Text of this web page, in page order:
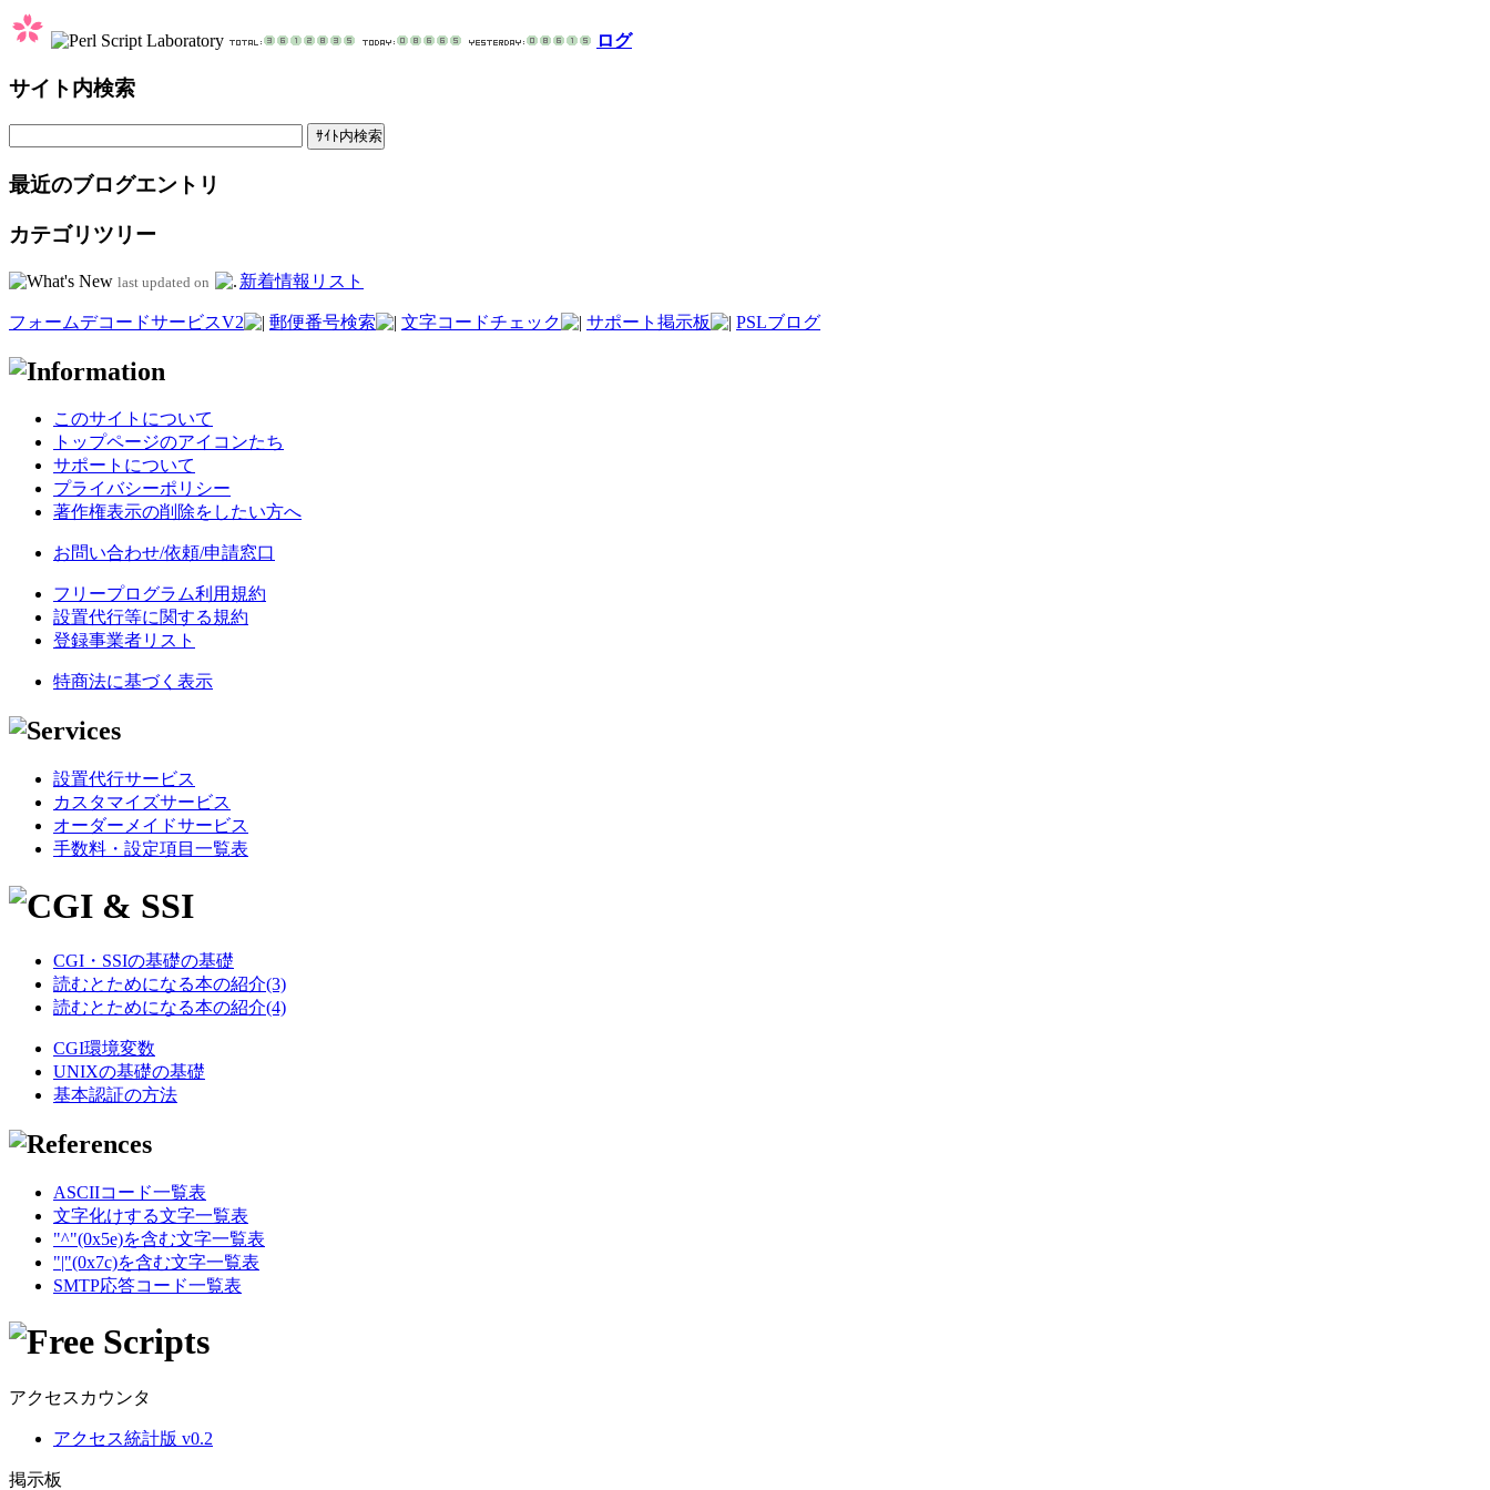
ログ
サイト内検索
最近のブログエントリ
カテゴリツリー
last updated on 新着情報リスト
フォームデコードサービスV2 郵便番号検索 文字コードチェック サポート掲示板 PSLブログ
このサイトについて
トップページのアイコンたち
サポートについて
プライバシーポリシー
著作権表示の削除をしたい方へ
お問い合わせ/依頼/申請窓口
フリープログラム利用規約
設置代行等に関する規約
登録事業者リスト
特商法に基づく表示
設置代行サービス
カスタマイズサービス
オーダーメイドサービス
手数料・設定項目一覧表
CGI・SSIの基礎の基礎
読むとためになる本の紹介(3)
読むとためになる本の紹介(4)
CGI環境変数
UNIXの基礎の基礎
基本認証の方法
ASCIIコード一覧表
文字化けする文字一覧表
"^"(0x5e)を含む文字一覧表
"|"(0x7c)を含む文字一覧表
SMTP応答コード一覧表
アクセスカウンタ
アクセス統計版 v0.2
掲示板